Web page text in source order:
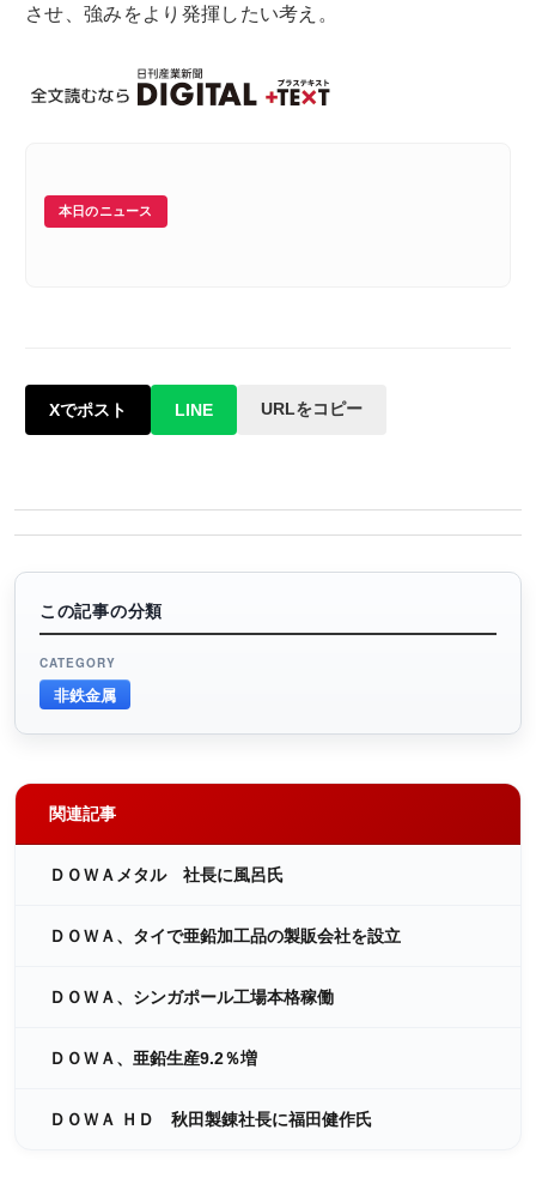
させ、強みをより発揮したい考え。
本日のニュース
Xでポスト LINE URLをコピー
この記事の分類
CATEGORY
非鉄金属
関連記事
ＤＯＷＡメタル 社長に風呂氏
ＤＯＷＡ、タイで亜鉛加工品の製販会社を設立
ＤＯＷＡ、シンガポール工場本格稼働
ＤＯＷＡ、亜鉛生産9.2％増
ＤＯＷＡ ＨＤ 秋田製錬社長に福田健作氏